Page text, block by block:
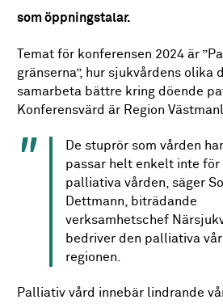
som öppningstalar.
Temat för konferensen 2024 är
gränserna”, hur sjukvårdens olika
samarbeta bättre kring döende
Konferensvärd är Region
De stuprör som vården
passar helt enkelt inte för
palliativa vården, säger
Dettmann, biträdande
verksamhetschef
bedriver den palliativa
regionen.
Palliativ vård innebär lindrande